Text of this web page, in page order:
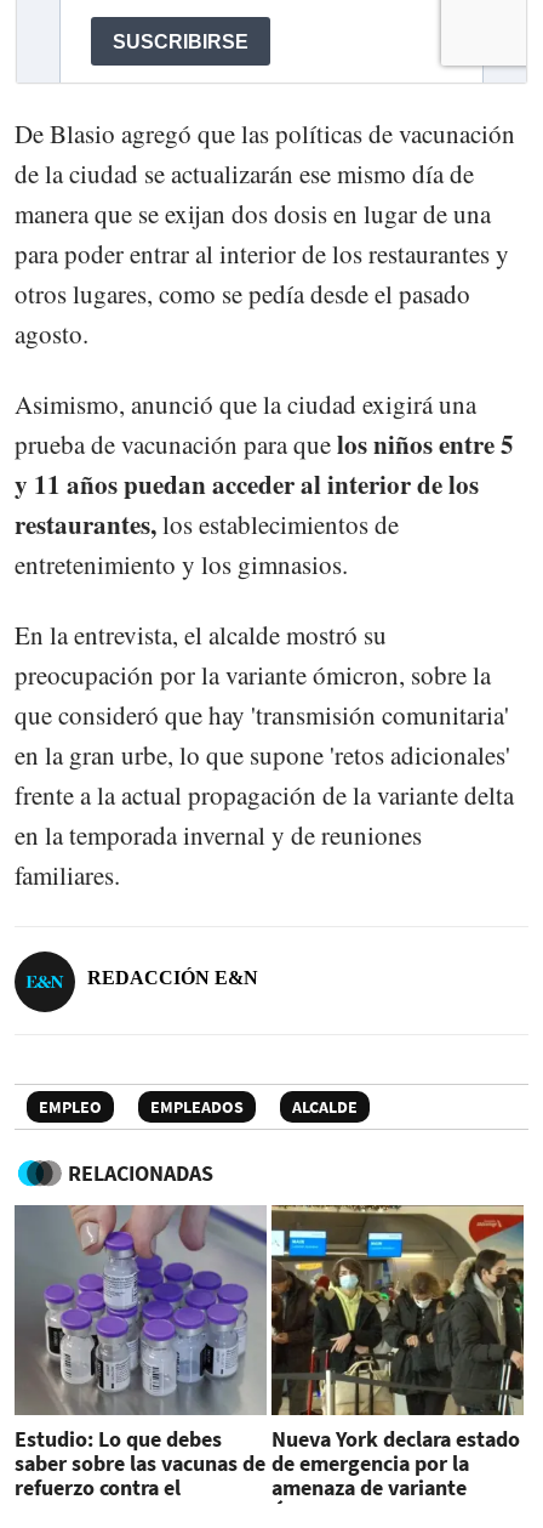
De Blasio agregó que las políticas de vacunación
de la ciudad se actualizarán ese mismo día de
manera que se exijan dos dosis en lugar de una
para poder entrar al interior de los restaurantes y
otros lugares, como se pedía desde el pasado
agosto.
Asimismo, anunció que la ciudad exigirá una
prueba de vacunación para quelos niños entre 5
y 11 años puedan acceder al interior de los
restaurantes,los establecimientos de
entretenimiento y los gimnasios.
En la entrevista, el alcalde mostró su
preocupación por la variante ómicron, sobre la
que consideró que hay 'transmisión comunitaria'
en la gran urbe, lo que supone 'retos adicionales'
frente a la actual propagación de la variante delta
en la temporada invernal y de reuniones
familiares.
REDACCIÓN E&N
EMPLEO EMPLEADOS ALCALDE
RELACIONADAS
Estudio: Lo que debes
saber sobre las vacunas de
refuerzo contra el
Nueva York declara estado
de emergencia por la
amenaza de variante
Ómicron